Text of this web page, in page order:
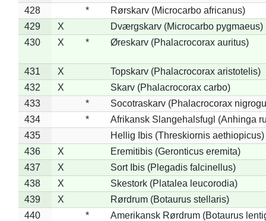
428
*
Rørskarv (Microcarbo africanus)
429
X
Dværgskarv (Microcarbo pygmaeus)
430
X * Øreskarv (Phalacrocorax auritus)
431 X
Topskarv (Phalacrocorax aristotelis)
432
X
Skarv (Phalacrocorax carbo)
433
*
Socotraskarv (Phalacrocorax
434
*
Afrikansk Slangehalsfugl (Anhinga
435
Hellig Ibis (Threskiornis aethiopicus)
436
X
Eremitibis (Geronticus eremita)
437
X
Sort Ibis (Plegadis falcinellus)
438
X
Skestork (Platalea leucorodia)
439
X
Rørdrum (Botaurus stellaris)
440
*
Amerikansk Rørdrum (Botaurus